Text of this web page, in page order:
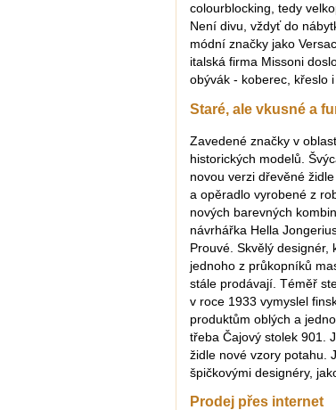
colourblocking, tedy
Není divu, vždyť do
módní značky jako
italská firma Missoni
obývák - koberec, křeslo i
Staré, ale vkusné a
Zavedené značky v
historických modelů.
novou verzi dřevěné
a opěradlo vyrobené z
nových barevných
návrhářka Hella
Prouvé. Skvělý designér,
jednoho z průkopníků
stále prodávají. Téměř
v roce 1933 vymyslel
produktům oblých a
třeba Čajový stolek 901.
židle nové vzory potahu.
špičkovými designéry,
Prodej přes internet